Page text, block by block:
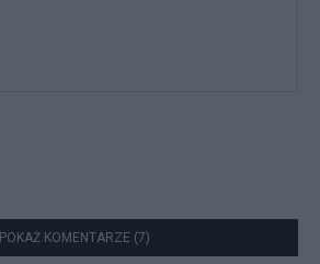
POKAŻ KOMENTARZE (7)